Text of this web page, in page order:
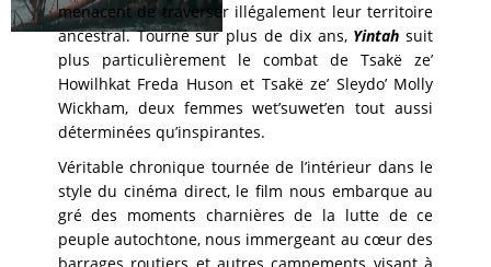
menacent de traverser illégalement leur territoire
ancestral. Tourné sur plus de dix ans, Yintah suit
plus particulièrement le combat de Tsakë ze’
Howilhkat Freda Huson et Tsakë ze’ Sleydo’ Molly
Wickham, deux femmes wet’suwet’en tout aussi
déterminées qu’inspirantes.
Véritable chronique tournée de l’intérieur dans le
style du cinéma direct, le film nous embarque au
gré des moments charnières de la lutte de ce
peuple autochtone, nous immergeant au cœur des